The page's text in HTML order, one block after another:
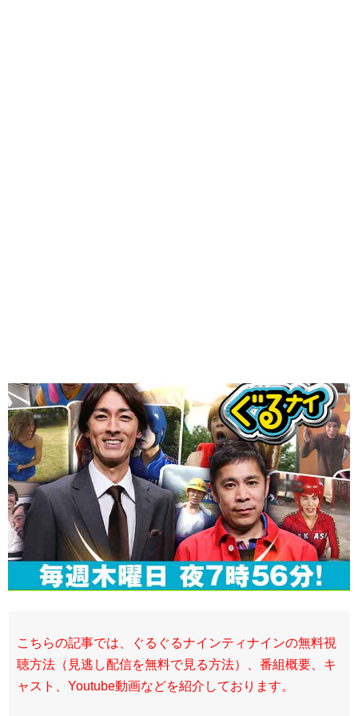
こちらの記事では、ぐるぐるナインティナインの無料視
聴方法（見逃し配信を無料で見る方法）、番組概要、キ
ャスト、Youtube動画などを紹介しております。